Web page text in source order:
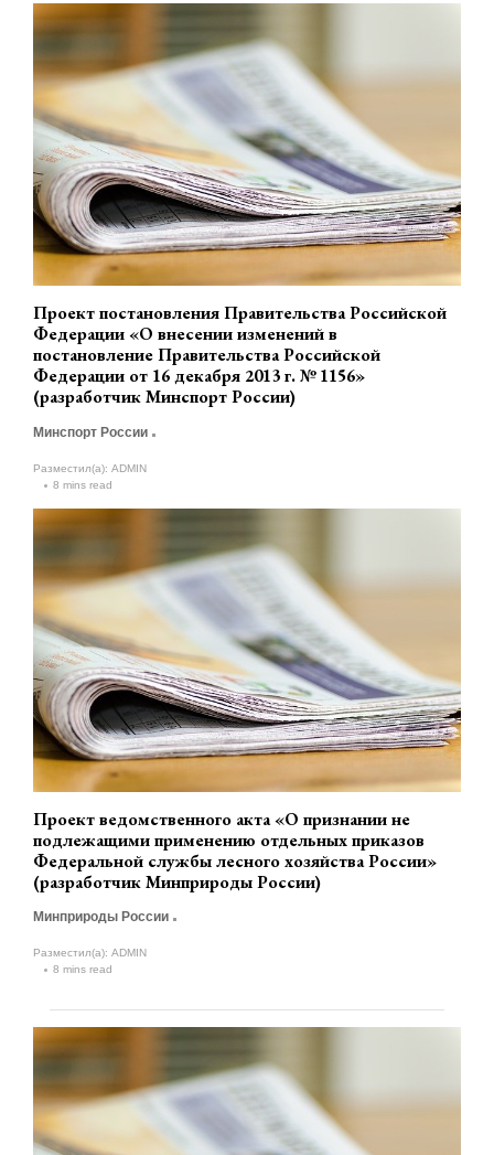
Проект постановления Правительства Российской
Федерации «О внесении изменений в
постановление Правительства Российской
Федерации от 16 декабря 2013 г. № 1156»
(разработчик Минспорт России)
Минспорт России
Разместил(а): ADMIN
8 mins read
Проект ведомственного акта «О признании не
подлежащими применению отдельных приказов
Федеральной службы лесного хозяйства России»
(разработчик Минприроды России)
Минприроды России
Разместил(а): ADMIN
8 mins read